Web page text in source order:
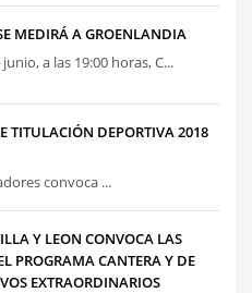
MEDIRÁ A GROENLANDIA
a las 19:00 horas, C...
TITULACIÓN DEPORTIVA 2018
convoca ...
Y LEON CONVOCA LAS
PROGRAMA CANTERA Y DE
EXTRAORDINARIOS